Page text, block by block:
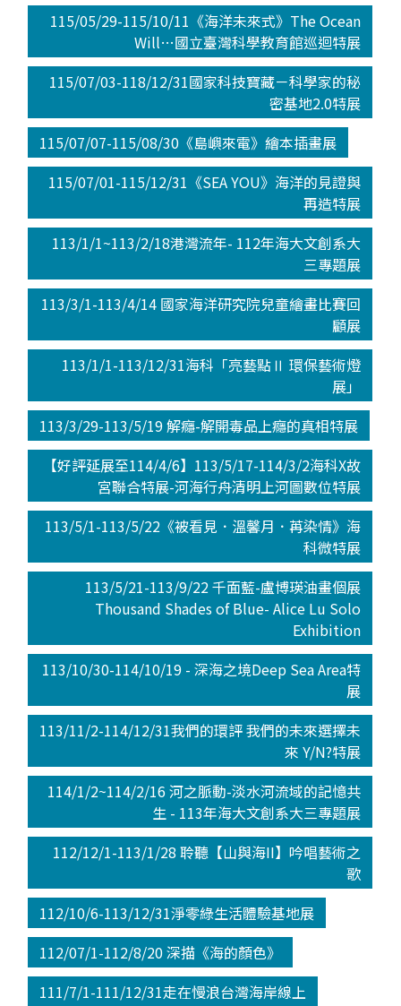
115/05/29-115/10/11《海洋未來式》The Ocean
Will…國立臺灣科學教育館巡迴特展
115/07/03-118/12/31國家科技寶藏－科學家的秘
密基地2.0特展
115/07/07-115/08/30《島嶼來電》繪本插畫展
115/07/01-115/12/31《SEA YOU》海洋的見證與
再造特展
113/1/1~113/2/18港灣流年- 112年海大文創系大
三專題展
113/3/1-113/4/14 國家海洋研究院兒童繪畫比賽回
顧展
113/1/1-113/12/31海科「亮藝點Ⅱ 環保藝術燈
展」
113/3/29-113/5/19 解癮-解開毒品上癮的真相特展
【好評延展至114/4/6】113/5/17-114/3/2海科X故
宮聯合特展-河海行舟清明上河圖數位特展
113/5/1-113/5/22《被看見．溫馨月．苒染情》海
科微特展
113/5/21-113/9/22 千面藍-盧博瑛油畫個展
Thousand Shades of Blue- Alice Lu Solo
Exhibition
113/10/30-114/10/19 - 深海之境Deep Sea Area特
展
113/11/2-114/12/31我們的環評 我們的未來選擇未
來 Y/N?特展
114/1/2~114/2/16 河之脈動-淡水河流域的記憶共
生 - 113年海大文創系大三專題展
112/12/1-113/1/28 聆聽【山與海II】吟唱藝術之
歌
112/10/6-113/12/31淨零綠生活體驗基地展
112/07/1-112/8/20 深描《海的顏色》
111/7/1-111/12/31走在慢浪台灣海岸線上